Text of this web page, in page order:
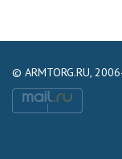
© ARMTORG.RU,